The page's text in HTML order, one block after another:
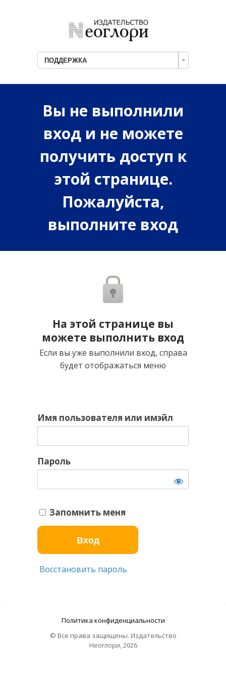
ПОДДЕРЖКА
Вы не выполнили
вход и не можете
получить доступ к
этой странице.
Пожалуйста,
выполните вход
На этой странице вы
можете выполнить вход
Если вы уже выполнили вход, справа
будет отображаться меню
Имя пользователя или имэйл
Пароль
Запомнить меня
Восстановить пароль
Политика конфиденциальности
© Все права защищены. Издательство
Неоглори, 2026